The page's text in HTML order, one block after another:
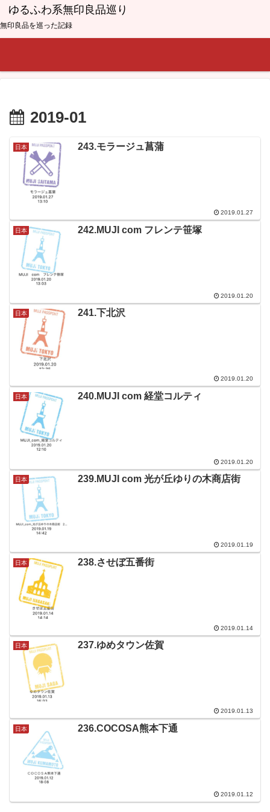
ゆるふわ系無印良品巡り
無印良品を巡った記録
2019-01
日本 243.モラージュ菖蒲
2019.01.27
日本 242.MUJI com フレンテ笹塚
2019.01.20
日本 241.下北沢
2019.01.20
日本 240.MUJI com 経堂コルティ
2019.01.20
日本 239.MUJI com 光が丘ゆりの木商店街
2019.01.19
日本 238.させぼ五番街
2019.01.14
日本 237.ゆめタウン佐賀
2019.01.13
日本 236.COCOSA熊本下通
2019.01.12